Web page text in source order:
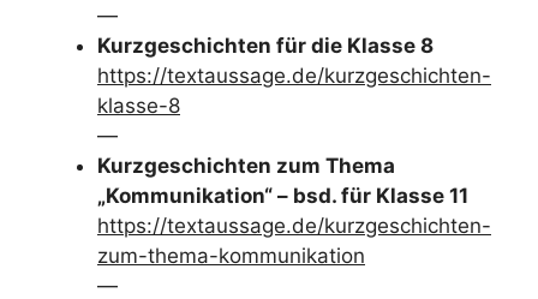
—
Kurzgeschichten für die Klasse 8
https://textaussage.de/kurzgeschichten-
klasse-8
—
Kurzgeschichten zum Thema
„Kommunikation“ – bsd. für Klasse 11
https://textaussage.de/kurzgeschichten-
zum-thema-kommunikation
—